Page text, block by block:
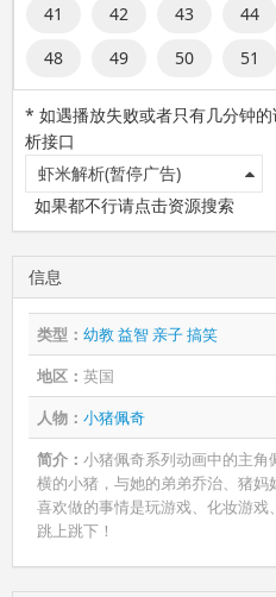
41
42 43 44
48
49 50 51
* 如遇播放失败或者只有几分钟
析接口
虾米解析(暂停广告)
如果都不行请点击资源搜索
信息
类型： 幼教益智亲子搞笑
地区： 英国
人物： 小猪佩奇
简介： 小猪佩奇系列动画中的主
横的小猪，与她的弟弟乔治、猪
喜欢做的事情是玩游戏、化妆游
跳上跳下！